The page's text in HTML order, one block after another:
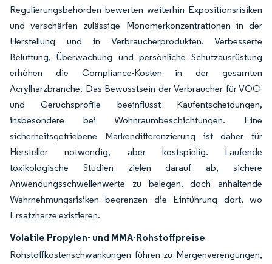
Regulierungsbehörden bewerten weiterhin Expositionsrisiken
und verschärfen zulässige Monomerkonzentrationen in der
Herstellung und in Verbraucherprodukten. Verbesserte
Belüftung, Überwachung und persönliche Schutzausrüstung
erhöhen die Compliance-Kosten in der gesamten
Acrylharzbranche. Das Bewusstsein der Verbraucher für VOC-
und Geruchsprofile beeinflusst Kaufentscheidungen,
insbesondere bei Wohnraumbeschichtungen. Eine
sicherheitsgetriebene Markendifferenzierung ist daher für
Hersteller notwendig, aber kostspielig. Laufende
toxikologische Studien zielen darauf ab, sichere
Anwendungsschwellenwerte zu belegen, doch anhaltende
Wahrnehmungsrisiken begrenzen die Einführung dort, wo
Ersatzharze existieren.
Volatile Propylen- und MMA-Rohstoffpreise
Rohstoffkostenschwankungen führen zu Margenverengungen,